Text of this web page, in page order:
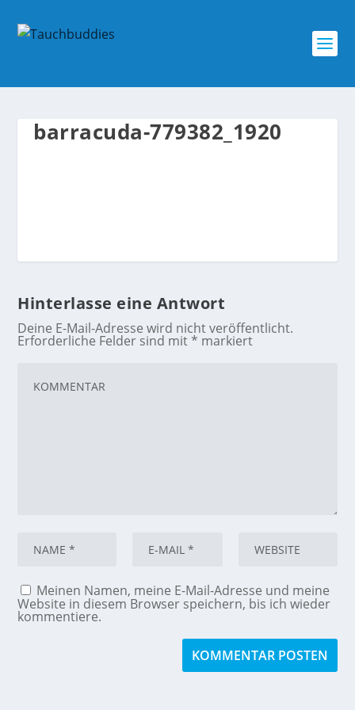
barracuda-779382_1920
Hinterlasse eine Antwort
Deine E-Mail-Adresse wird nicht veröffentlicht.
Erforderliche Felder sind mit* markiert
Meinen Namen, meine E-Mail-Adresse und meine
Website in diesem Browser speichern, bis ich wieder
kommentiere.